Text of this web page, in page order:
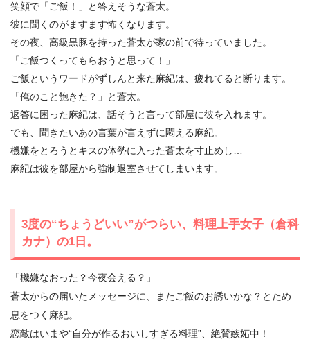
笑顔で「ご飯！」と答えそうな蒼太。
彼に聞くのがますます怖くなります。
その夜、高級黒豚を持った蒼太が家の前で待っていました。
「ご飯つくってもらおうと思って！」
ご飯というワードがずしんと来た麻紀は、疲れてると断ります。
「俺のこと飽きた？」と蒼太。
返答に困った麻紀は、話そうと言って部屋に彼を入れます。
でも、聞きたいあの言葉が言えずに悶える麻紀。
機嫌をとろうとキスの体勢に入った蒼太を寸止めし…
麻紀は彼を部屋から強制退室させてしまいます。
3度の“ちょうどいい”がつらい、料理上手女子（倉科
カナ）の1日。
「機嫌なおった？今夜会える？」
蒼太からの届いたメッセージに、またご飯のお誘いかな？とため
息をつく麻紀。
恋敵はいまや“自分が作るおいしすぎる料理”、絶賛嫉妬中！